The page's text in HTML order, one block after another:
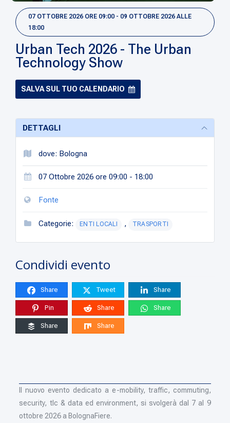
07 OTTOBRE 2026 ORE 09:00 - 09 OTTOBRE 2026 ALLE
18:00
Urban Tech 2026 - The Urban
Technology Show
SALVA SUL TUO CALENDARIO
DETTAGLI
dove: Bologna
07 Ottobre 2026 ore 09:00 - 18:00
Fonte
Categorie: ENTI LOCALI , TRASPORTI
Condividi evento
Share Tweet Share
Pin Share Share
Share Share
Il nuovo evento dedicato a e-mobility, traffic, commuting,
security, tlc & data ed environment, si svolgerà dal 7 al 9
ottobre 2026 a BolognaFiere.